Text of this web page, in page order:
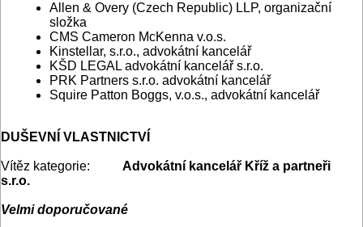
Allen & Overy (Czech Republic) LLP, organizační
složka
CMS Cameron McKenna v.o.s.
Kinstellar, s.r.o., advokátní kancelář
KŠD LEGAL advokátní kancelář s.r.o.
PRK Partners s.r.o. advokátní kancelář
Squire Patton Boggs, v.o.s., advokátní kancelář
DUŠEVNÍ VLASTNICTVÍ
Vítěz kategorie: Advokátní kancelář Kříž a partneři
s.r.o.
Velmi doporučované